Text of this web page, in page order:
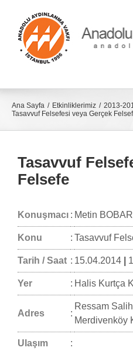
content
Ana Sayfa Etkinliklerimiz
2013-
Tasavvuf Felsefesi veya Gerçek
Tasavvuf
Felsefe
Konuşmacı : Metin
Konu : Tasavvuf
Tarih / Saat : 15.04.2014
Yer : Halis Kurtça
Adres :
Ressam
Merdivenköy
Ulaşım :